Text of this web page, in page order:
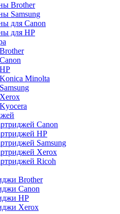
Brother
Samsung
для Canon
для HP
Minolta
Canon
HP
Samsung
Xerox
Ricoh
Brother
Canon
HP
Xerox